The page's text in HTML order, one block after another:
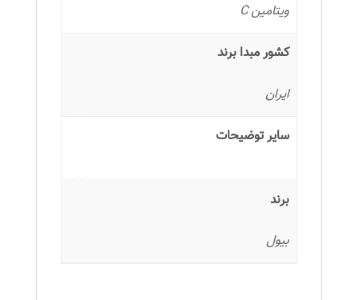
ویتامین C
کشور مبدا برند
ایران
سایر توضیحات
برند
بیول